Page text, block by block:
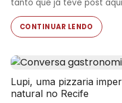
tanto que já teve post
CONTINUAR LENDO
Lupi, uma pizzaria
natural no Recife